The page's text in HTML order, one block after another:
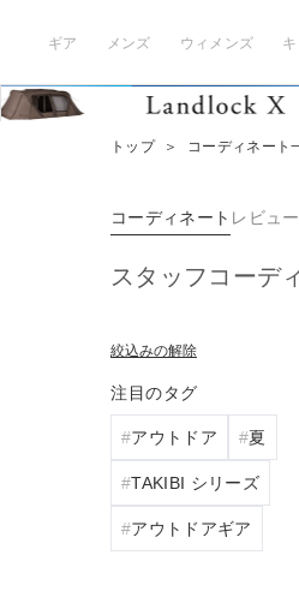
ギア メンズ ウィメンズ
トップ ＞ コーディネート
コーディネート レビュー
スタッフコーデ
絞込みの解除
注目のタグ
アウトドア 夏
TAKIBI シリーズ
アウトドアギア